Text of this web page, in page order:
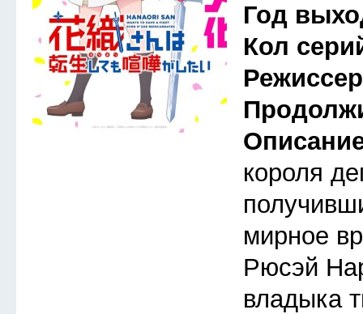
Год
Кол
короля
мирное
Рюсэй
владыка